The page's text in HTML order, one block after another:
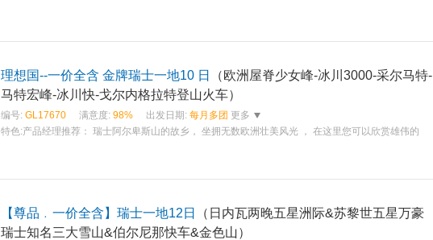
理想国--一价全含 金牌瑞士一地10 日
（欧洲屋脊少女峰-冰川3000-采尔马特-
马特宏峰-冰川快-戈尔内格拉特登山火车）
编号: GL17670 满意度: 98% 出发日期: 每月多团 更多
特色:产品经理推荐： 瑞士阿尔卑斯山的故乡， 坐拥无数欧洲壮美风光 ， 在这里您可以欣赏雄伟的
【尊品﹒一价全含】瑞士一地12日
（日内瓦两晚五星洲际&苏黎世五星万豪
瑞士知名三大雪山&伯尔尼那快车&金色山）